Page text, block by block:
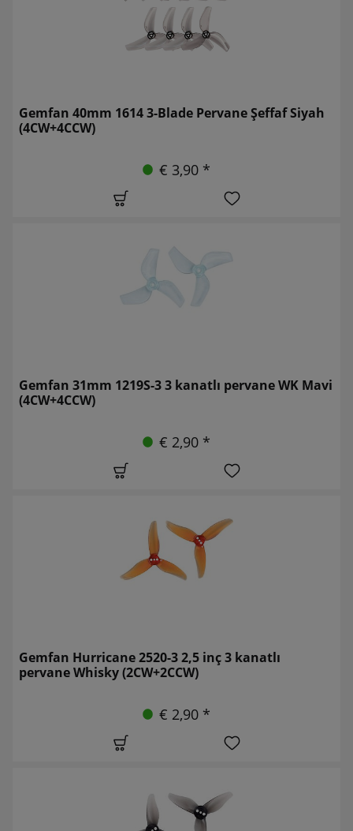
Gemfan 40mm 1614 3-Blade Pervane Şeffaf Siyah
(4CW+4CCW)
€ 3,90 *
Gemfan 31mm 1219S-3 3 kanatlı pervane WK Mavi
(4CW+4CCW)
€ 2,90 *
Gemfan Hurricane 2520-3 2,5 inç 3 kanatlı
pervane Whisky (2CW+2CCW)
€ 2,90 *